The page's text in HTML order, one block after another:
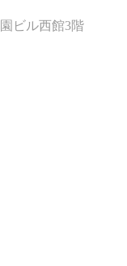
ビル西館3階